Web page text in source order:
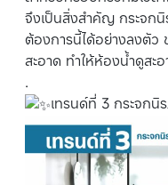
จึงเป็นสิ่งสำคัญ กระจก
ต้องการนี้ได้อย่างลงตัว
สะอาด ทำให้ห้องน้ำดูสะ
.
เทรนด์ที่ 3 กระจกนิ